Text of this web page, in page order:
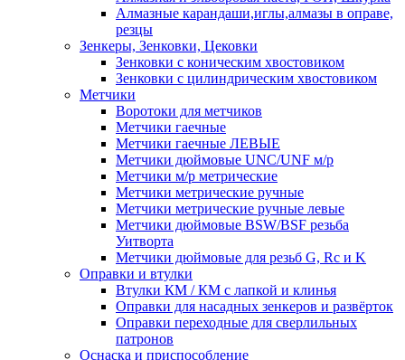
Алмазные карандаши,иглы,алмазы в оправе,
резцы
Зенкеры, Зенковки, Цековки
Зенковки с коническим хвостовиком
Зенковки с цилиндрическим хвостовиком
Метчики
Воротоки для метчиков
Метчики гаечные
Метчики гаечные ЛЕВЫЕ
Метчики дюймовые UNC/UNF м/р
Метчики м/р метрические
Метчики метрические ручные
Метчики метрические ручные левые
Метчики дюймовые BSW/BSF резьба
Уитворта
Метчики дюймовые для резьб G, Rc и K
Оправки и втулки
Втулки КМ / КМ с лапкой и клинья
Оправки для насадных зенкеров и развёрток
Оправки переходные для сверлильных
патронов
Оснаска и приспособление